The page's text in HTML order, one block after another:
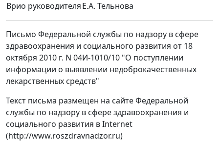
Врио руководителяЕ.А. Тельнова
Письмо Федеральной службы по надзору в сфере
здравоохранения и социального развития от 18
октября 2010 г. N 04И-1010/10 "О поступлении
информации о выявлении недоброкачественных
лекарственных средств"
Текст письма размещен на сайте Федеральной
службы по надзору в сфере здравоохранения и
социального развития в Internet
(http://www.roszdravnadzor.ru)